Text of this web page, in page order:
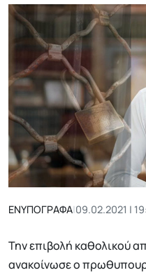
ΕΝΥΠΟΓΡΑΦΑ|09.02.2021 |
Την επιβολή καθολικού
ανακοίνωσε ο